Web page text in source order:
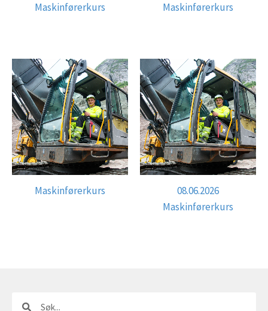
Maskinførerkurs
Maskinførerkurs
Maskinførerkurs
08.06.2026
Maskinførerkurs
Søk